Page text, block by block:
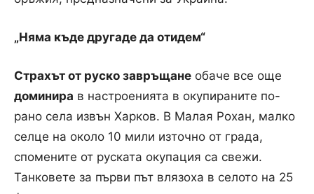
„Няма къде другаде да отидем“
Страхът от руско завръщане обаче все още
доминира в настроенията в окупираните по-
рано села извън Харков. В Малая Рохан, малко
селце на около 10 мили източно от града,
спомените от руската окупация са свежи.
Танковете за първи път влязоха в селото на 25